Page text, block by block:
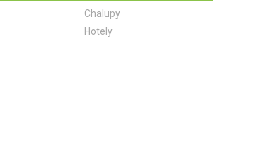
Chalupy
Hotely